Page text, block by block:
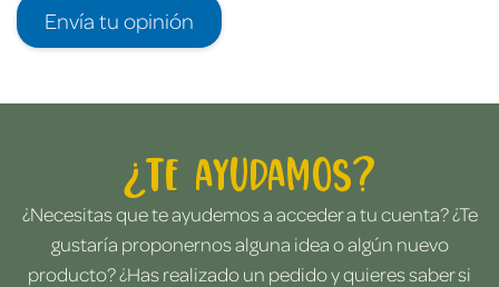
Envía tu opinión
¿Te ayudamos?
¿Necesitas que te ayudemos a acceder a tu cuenta? ¿Te
gustaría proponernos alguna idea o algún nuevo
producto? ¿Has realizado un pedido y quieres saber si